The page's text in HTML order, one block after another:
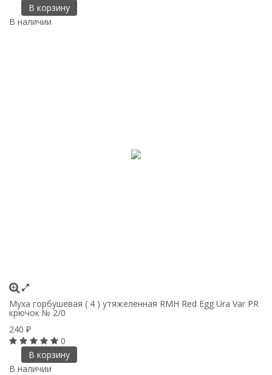
В корзину
В наличии
Муха горбушевая ( 4 ) утяжеленная RMH Red Egg Ura Var PR
крючок № 2/0
240 ₽
0
В корзину
В наличии